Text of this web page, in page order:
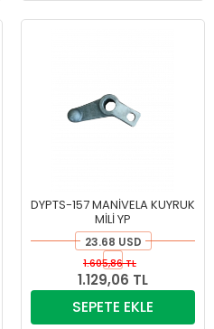
DYPTS-157 MANİVELA KUYRUK
MİLİ YP
23.68 USD
1.129,06 TL
1.605,86 TL
SEPETE EKLE